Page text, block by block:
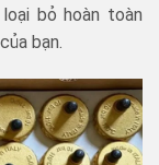
bỏ hoàn toàn
bạn.